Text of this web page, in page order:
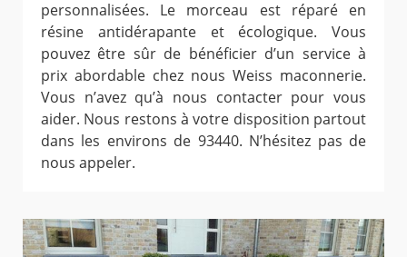
personnalisées. Le morceau est réparé en
résine antidérapante et écologique. Vous
pouvez être sûr de bénéficier d’un service à
prix abordable chez nous Weiss maconnerie.
Vous n’avez qu’à nous contacter pour vous
aider. Nous restons à votre disposition partout
dans les environs de 93440. N’hésitez pas de
nous appeler.